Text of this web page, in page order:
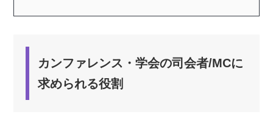
カンファレンスの司会/MCをプロに任せるメリ
カンファレンス・学会の司会者/MCに
求められる役割